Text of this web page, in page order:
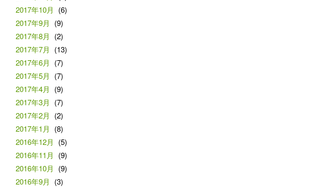
2017年10月
(6)
2017年9月
(9)
2017年8月
(2)
2017年7月
(13)
2017年6月
(7)
2017年5月
(7)
2017年4月
(9)
2017年3月
(7)
2017年2月
(2)
2017年1月
(8)
2016年12月
(5)
2016年11月
(9)
2016年10月
(9)
2016年9月
(3)